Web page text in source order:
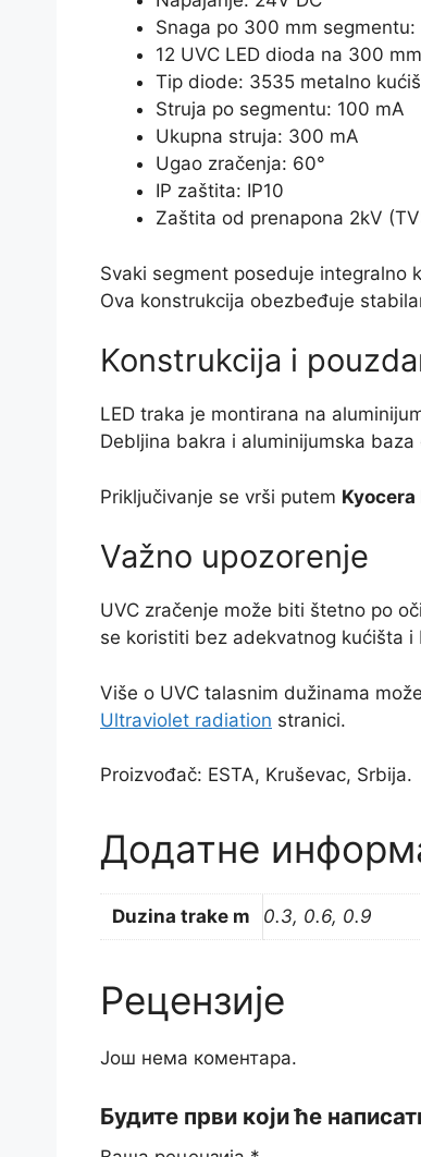
Snaga po 300 mm segmentu:
12 UVC LED dioda na 300 mm
Tip diode: 3535 metalno
Struja po segmentu: 100 mA
Ukupna struja: 300 mA
Ugao zračenja: 60°
IP zaštita: IP10
Zaštita od prenapona 2kV
Svaki segment poseduje integralno
Ova konstrukcija obezbeđuje
Konstrukcija i
LED traka je montirana na
Debljina bakra i aluminijumska
Priključivanje se vrši putem
Važno upozorenje
UVC zračenje može biti štetno po
se koristiti bez adekvatnog kućišta i
Više o UVC talasnim dužinama
Ultraviolet radiation stranici.
Proizvođač: ESTA, Kruševac, Srbija.
Додатне
Duzina trake m 0.3, 0.6, 0.9
Рецензије
Још нема коментара.
Будите први који ће